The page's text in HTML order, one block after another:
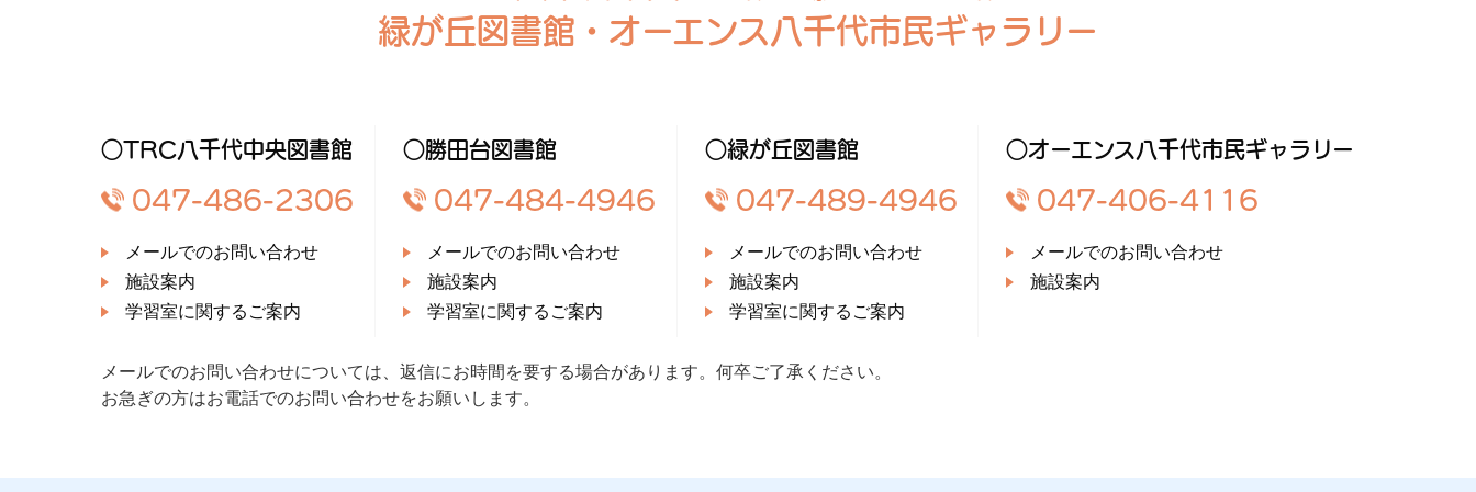
緑が丘図書館・オーエンス八千代市民ギャラリー
○TRC八千代中央図書館
047-486-2306
メールでのお問い合わせ
施設案内
学習室に関するご案内
○勝田台図書館
047-484-4946
メールでのお問い合わせ
施設案内
学習室に関するご案内
○緑が丘図書館
047-489-4946
メールでのお問い合わせ
施設案内
学習室に関するご案内
○オーエンス八千代市民ギャラリー
047-406-4116
メールでのお問い合わせ
施設案内
メールでのお問い合わせについては、返信にお時間を要する場合があります。何卒ご了承ください。
お急ぎの方はお電話でのお問い合わせをお願いします。